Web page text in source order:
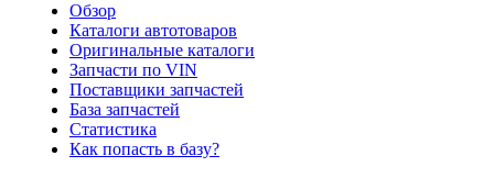
Обзор
Каталоги автотоваров
Оригинальные каталоги
Запчасти по VIN
Поставщики запчастей
База запчастей
Статистика
Как попасть в базу?